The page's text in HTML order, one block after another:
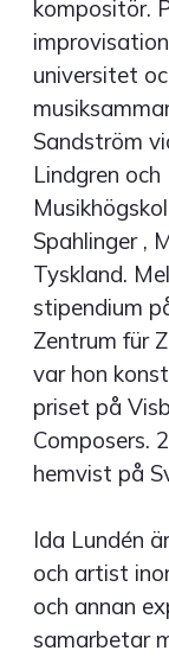
kompositör.
universitet
Sandström
Lindgren
Spahlinger ,
Tyskland.
stipendium
Zentrum für
var hon
priset på
Composers.
hemvist på
Ida Lundén
och artist
och annan
samarbetar